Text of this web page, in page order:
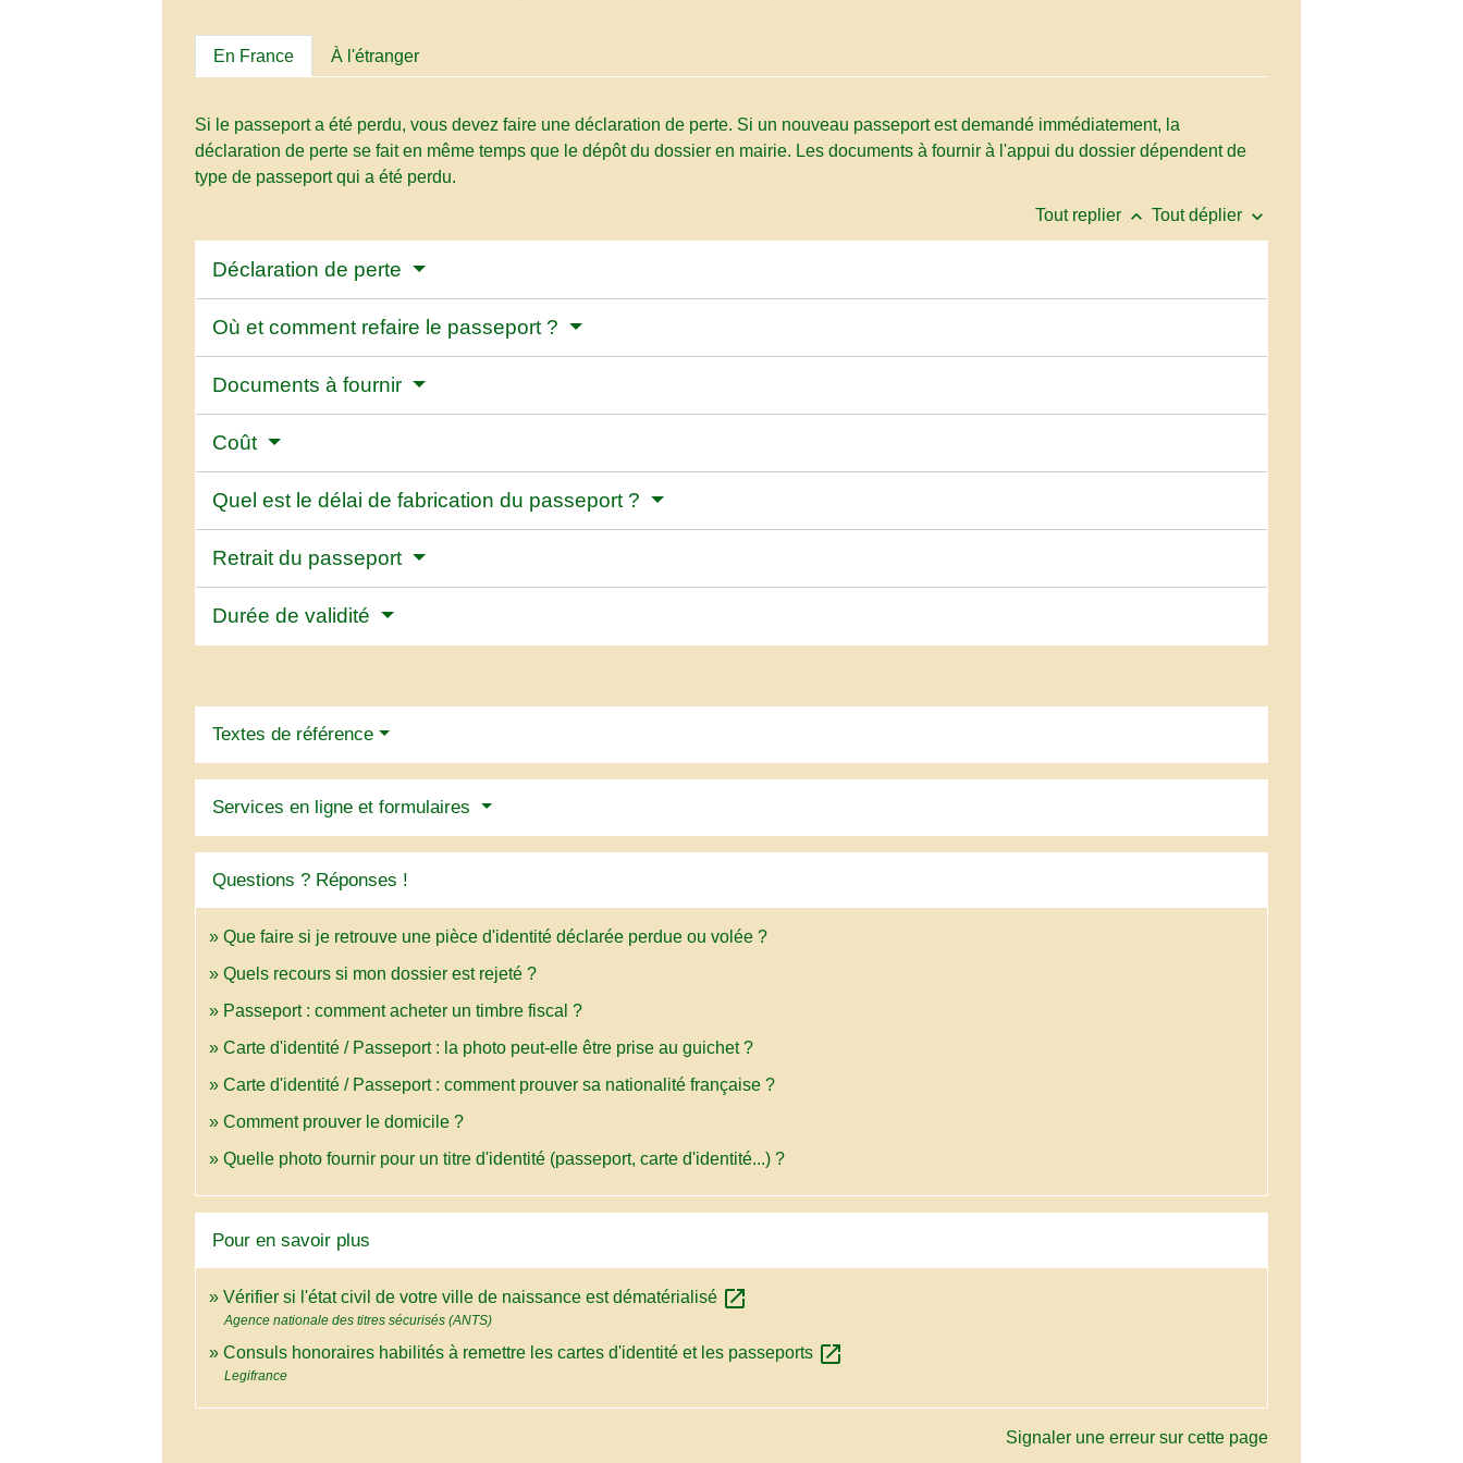
En France À l'étranger
Si le passeport a été perdu, vous devez faire une déclaration de perte. Si un nouveau passeport est demandé immédiatement, la
déclaration de perte se fait en même temps que le dépôt du dossier en mairie. Les documents à fournir à l'appui du dossier dépendent de
type de passeport qui a été perdu.
Tout replier keyboard_arrow_up Tout déplier keyboard_arrow_down
Déclaration de perte
Où et comment refaire le passeport ?
Documents à fournir
Coût
Quel est le délai de fabrication du passeport ?
Retrait du passeport
Durée de validité
Textes de référence
Services en ligne et formulaires
Questions ? Réponses !
Que faire si je retrouve une pièce d'identité déclarée perdue ou volée ?
Quels recours si mon dossier est rejeté ?
Passeport : comment acheter un timbre fiscal ?
Carte d'identité / Passeport : la photo peut-elle être prise au guichet ?
Carte d'identité / Passeport : comment prouver sa nationalité française ?
Comment prouver le domicile ?
Quelle photo fournir pour un titre d'identité (passeport, carte d'identité...) ?
Pour en savoir plus
Vérifier si l'état civil de votre ville de naissance est dématérialisé open_in_new
Agence nationale des titres sécurisés (ANTS)
Consuls honoraires habilités à remettre les cartes d'identité et les passeports open_in_new
Legifrance
Signaler une erreur sur cette page